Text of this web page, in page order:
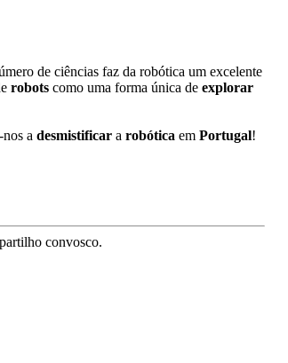
de ciências faz da robótica um excelente
robots como uma forma única de explorar
a desmistificar a robótica em Portugal!
convosco.